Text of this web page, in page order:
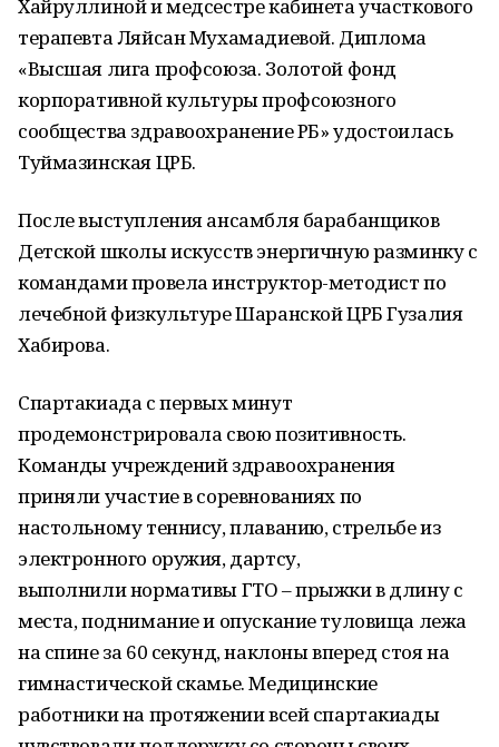
Хайруллиной и медсестре кабинета участкового
терапевта Ляйсан Мухамадиевой. Диплома
«Высшая лига профсоюза. Золотой фонд
корпоративной культуры профсоюзного
сообщества здравоохранение РБ» удостоилась
Туймазинская ЦРБ.
После выступления ансамбля барабанщиков
Детской школы искусств энергичную разминку с
командами провела инструктор-методист по
лечебной физкультуре Шаранской ЦРБ Гузалия
Хабирова.
Спартакиада с первых минут
продемонстрировала свою позитивность.
Команды учреждений здравоохранения
приняли участие в соревнованиях по
настольному теннису, плаванию, стрельбе из
электронного оружия, дартсу,
выполнили нормативы ГТО – прыжки в длину с
места, поднимание и опускание туловища лежа
на спине за 60 секунд, наклоны вперед стоя на
гимнастической скамье. Медицинские
работники на протяжении всей спартакиады